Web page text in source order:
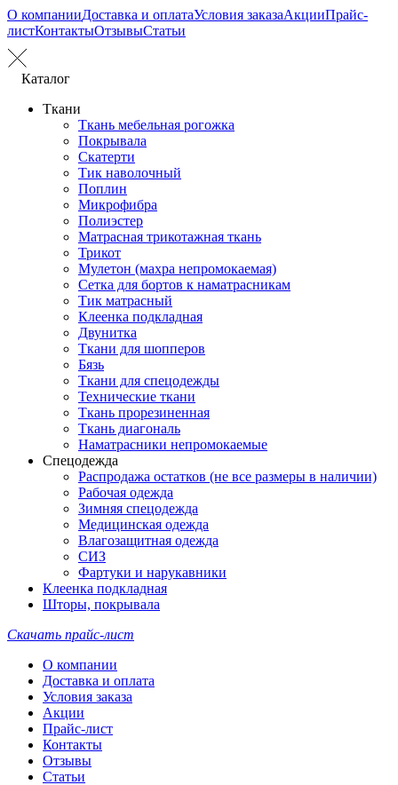
О компанииДоставка и оплатаУсловия заказаАкцииПрайс-
листКонтактыОтзывыСтатьи
Каталог
Ткани
Ткань мебельная рогожка
Покрывала
Скатерти
Тик наволочный
Поплин
Микрофибра
Полиэстер
Матрасная трикотажная ткань
Трикот
Мулетон (махра непромокаемая)
Сетка для бортов к наматрасникам
Тик матрасный
Клеенка подкладная
Двунитка
Ткани для шопперов
Бязь
Ткани для спецодежды
Технические ткани
Ткань прорезиненная
Ткань диагональ
Наматрасники непромокаемые
Спецодежда
Распродажа остатков (не все размеры в наличии)
Рабочая одежда
Зимняя спецодежда
Медицинская одежда
Влагозащитная одежда
СИЗ
Фартуки и нарукавники
Клеенка подкладная
Шторы, покрывала
Скачать прайс-лист
О компании
Доставка и оплата
Условия заказа
Акции
Прайс-лист
Контакты
Отзывы
Статьи